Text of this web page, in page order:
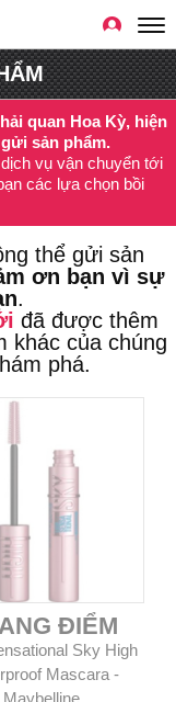
quan Hoa Kỳ, hiện
sản phẩm.
vụ vận chuyển tới
các lựa chọn bồi
thể gửi sản
ơn bạn vì sự
.
đã được thêm
khác của chúng
phá.
ĐIỂM
Sky High
Mascara -
Maybelline